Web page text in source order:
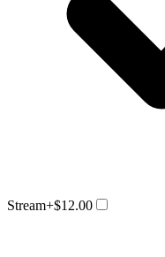
Stream+$12.00